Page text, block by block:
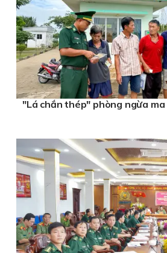
"Lá chắn thép" phòng ngừa ma